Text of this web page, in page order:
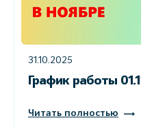
31.10.2025
График работы
Читать полностью